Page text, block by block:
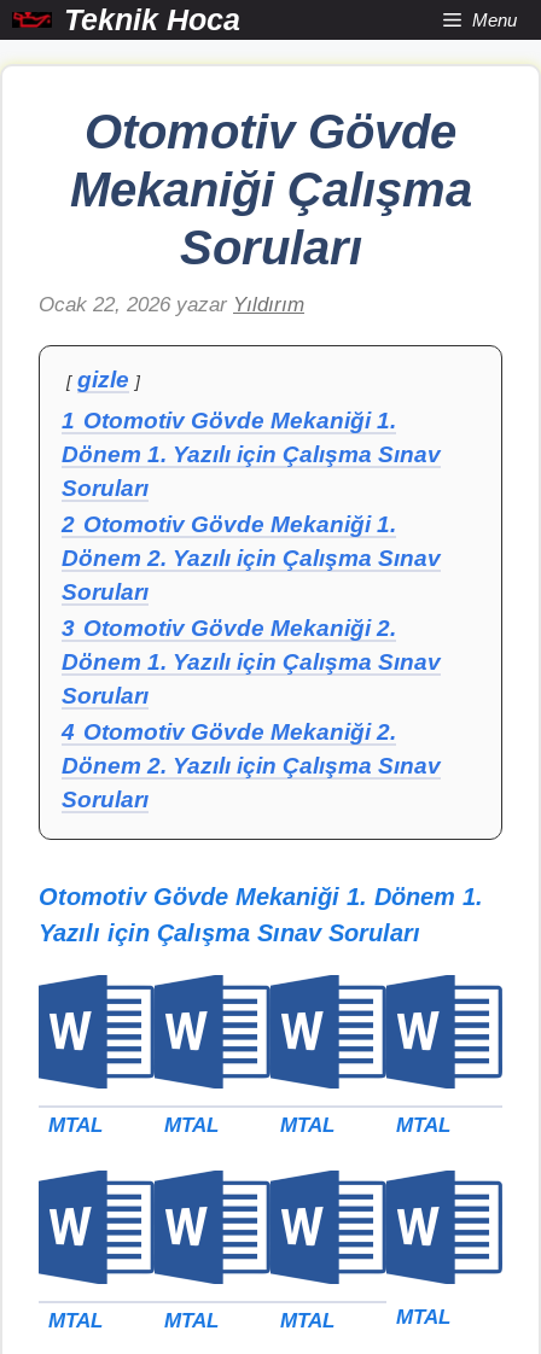
İçeriğe
atla
Teknik Hoca Menu
Otomotiv Gövde
Mekaniği Çalışma
Soruları
Ocak 22, 2026 yazar Yıldırım
gizle
1 Otomotiv Gövde Mekaniği 1.
Dönem 1. Yazılı için Çalışma Sınav
Soruları
2 Otomotiv Gövde Mekaniği 1.
Dönem 2. Yazılı için Çalışma Sınav
Soruları
3 Otomotiv Gövde Mekaniği 2.
Dönem 1. Yazılı için Çalışma Sınav
Soruları
4 Otomotiv Gövde Mekaniği 2.
Dönem 2. Yazılı için Çalışma Sınav
Soruları
Otomotiv Gövde Mekaniği 1. Dönem 1.
Yazılı için Çalışma Sınav Soruları
MTAL MTAL MTAL MTAL
MTAL MTAL MTAL MTAL